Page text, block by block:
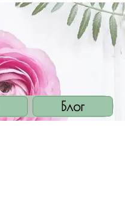
Блог